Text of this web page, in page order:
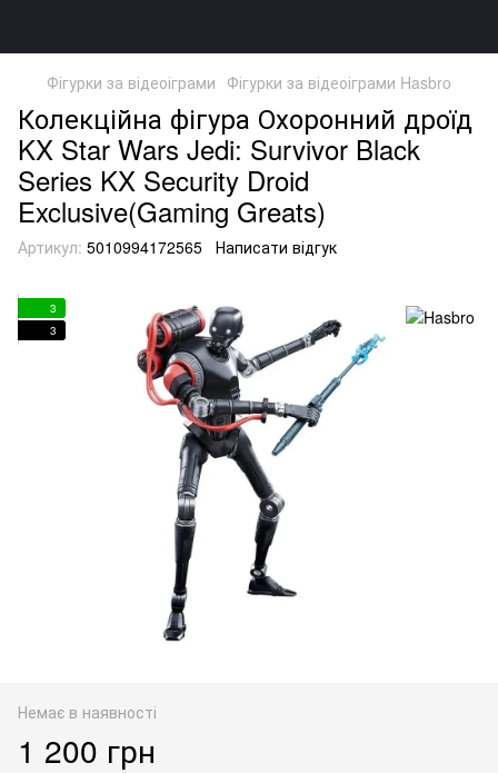
Фігурки за відеоіграми Фігурки за відеоіграми Hasbro
Колекційна фігура Охоронний дроїд
KX Star Wars Jedi: Survivor Black
Series KX Security Droid
Exclusive(Gaming Greats)
Артикул: 5010994172565 Написати відгук
3
3
Немає в наявності
1 200 грн